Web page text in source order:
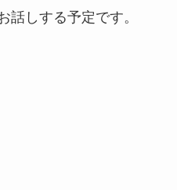
話しする予定です。